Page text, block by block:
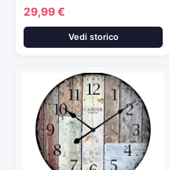
29,99 €
Vedi storico